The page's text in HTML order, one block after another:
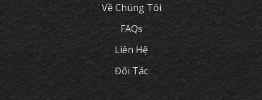
Về Chúng Tôi
FAQs
Liên Hệ
Đối Tác